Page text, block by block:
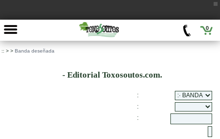
0
:: > > Banda deseñada
- Editorial Toxosoutos.com.
:
:
: